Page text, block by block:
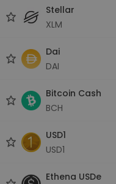
Stellar
XLM
Dai
DAI
Bitcoin Cash
BCH
USD1
USD1
Ethena USDe